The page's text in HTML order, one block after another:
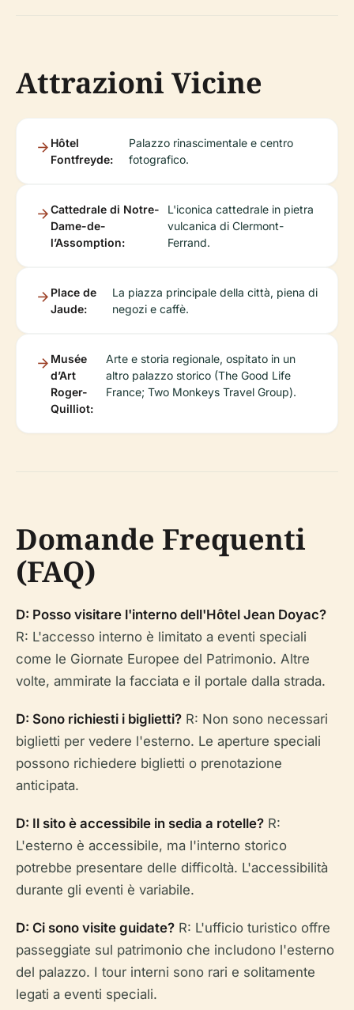
Attrazioni Vicine
Hôtel
Fontfreyde:
Palazzo rinascimentale e centro
fotografico.
Cattedrale di Notre-
Dame-de-
l’Assomption:
L'iconica cattedrale in pietra
vulcanica di Clermont-
Ferrand.
Place de
Jaude:
La piazza principale della città, piena di
negozi e caffè.
Musée
d’Art
Roger-
Quilliot:
Arte e storia regionale, ospitato in un
altro palazzo storico (The Good Life
France; Two Monkeys Travel Group).
Domande Frequenti
(FAQ)
D: Posso visitare l'interno dell'Hôtel Jean Doyac?
R: L'accesso interno è limitato a eventi speciali
come le Giornate Europee del Patrimonio. Altre
volte, ammirate la facciata e il portale dalla strada.
D: Sono richiesti i biglietti? R: Non sono necessari
biglietti per vedere l'esterno. Le aperture speciali
possono richiedere biglietti o prenotazione
anticipata.
D: Il sito è accessibile in sedia a rotelle? R:
L'esterno è accessibile, ma l'interno storico
potrebbe presentare delle difficoltà. L'accessibilità
durante gli eventi è variabile.
D: Ci sono visite guidate? R: L'ufficio turistico offre
passeggiate sul patrimonio che includono l'esterno
del palazzo. I tour interni sono rari e solitamente
legati a eventi speciali.